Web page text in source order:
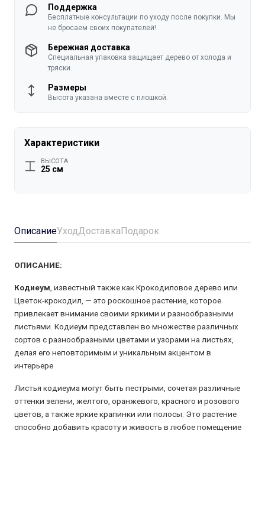
Поддержка
Бесплатные консультации по уходу после покупки. Мы
не бросаем своих покупателей!
Бережная доставка
Специальная упаковка защищает дерево от холода и
тряски.
Размеры
Высота указана вместе с плошкой.
Характеристики
ВЫСОТА
25 см
ОписаниеУходДоставкаПодарок
ОПИСАНИЕ:
Кодиеум , известный также как Крокодиловое дерево или
Цветок-крокодил, — это роскошное растение, которое
привлекает внимание своими яркими и разнообразными
листьями. Кодиеум представлен во множестве различных
сортов с разнообразными цветами и узорами на листьях,
делая его неповторимым и уникальным акцентом в
интерьере
Листья кодиеума могут быть пестрыми, сочетая различные
оттенки зелени, желтого, оранжевого, красного и розового
цветов, а также яркие крапинки или полосы. Это растение
способно добавить красоту и живость в любое помещение